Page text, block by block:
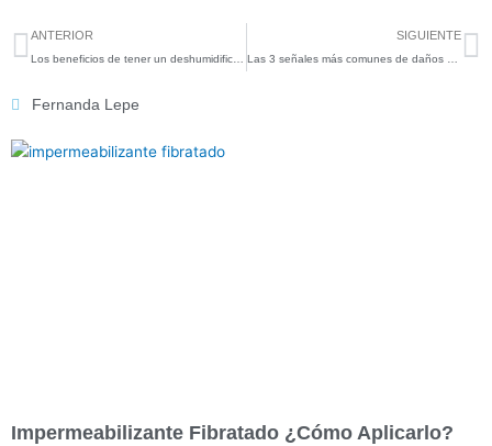
Previo
ANTERIOR SIGUIENTE
Fernanda Lepe
Impermeabilizante Fibratado ¿Cómo Aplicarlo?